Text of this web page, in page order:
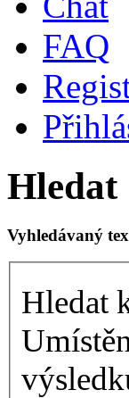
FAQ
Hledat
Vyhledávaný
Hledat